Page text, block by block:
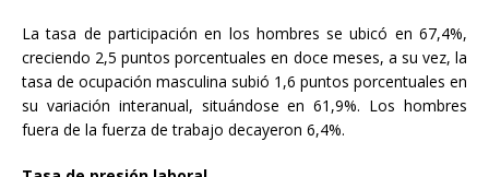
La tasa de participación en los hombres se ubicó en 67,4%,
creciendo 2,5 puntos porcentuales en doce meses, a su vez, la
tasa de ocupación masculina subió 1,6 puntos porcentuales en
su variación interanual, situándose en 61,9%. Los hombres
fuera de la fuerza de trabajo decayeron 6,4%.